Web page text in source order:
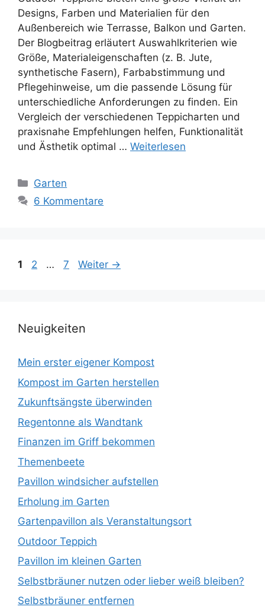
Designs, Farben und Materialien für den
Außenbereich wie Terrasse, Balkon und Garten.
Der Blogbeitrag erläutert Auswahlkriterien wie
Größe, Materialeigenschaften (z. B. Jute,
synthetische Fasern), Farbabstimmung und
Pflegehinweise, um die passende Lösung für
unterschiedliche Anforderungen zu finden. Ein
Vergleich der verschiedenen Teppicharten und
praxisnahe Empfehlungen helfen, Funktionalität
und Ästhetik optimal … Weiterlesen
Kategorien
Garten
6 Kommentare
Seite
1 Seite
2 … Seite
7 Weiter →
Neuigkeiten
Mein erster eigener Kompost
Kompost im Garten herstellen
Zukunftsängste überwinden
Regentonne als Wandtank
Finanzen im Griff bekommen
Themenbeete
Pavillon windsicher aufstellen
Erholung im Garten
Gartenpavillon als Veranstaltungsort
Outdoor Teppich
Pavillon im kleinen Garten
Selbstbräuner nutzen oder lieber weiß bleiben?
Selbstbräuner entfernen